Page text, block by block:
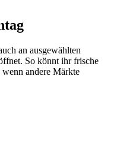
an ausgewählten
So könnt ihr frische
andere Märkte